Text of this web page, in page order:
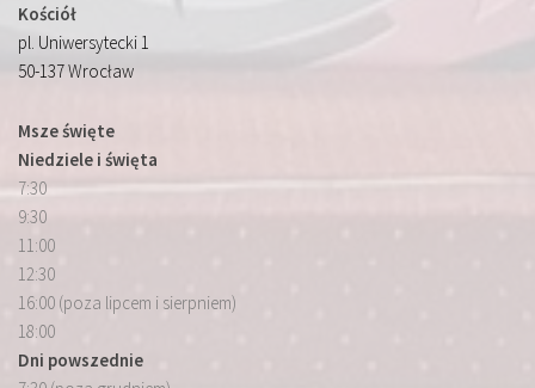
Kościół
pl. Uniwersytecki 1
50-137 Wrocław
Msze święte
Niedziele i święta
7:30
9:30
11:00
12:30
16:00 (poza lipcem i sierpniem)
18:00
Dni powszednie